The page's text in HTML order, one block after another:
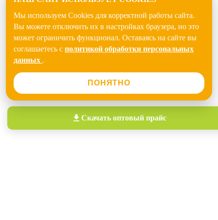
Мы используем Cookies для корректной работы сайта.
Вы можете отключить их в настройках браузера, но это
может ограничить функционал. Оставаясь на сайте вы
соглашаетесь с политикой обработки персональных
данных .
ПОНЯТНО
Скачать оптовый прайс